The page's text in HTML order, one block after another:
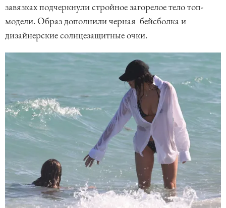
завязках подчеркнули стройное загорелое тело топ-
модели. Образ дополнили черная бейсболка и
дизайнерские солнцезащитные очки.